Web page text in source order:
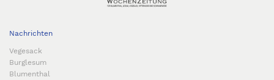
Nachrichten
Vegesack
Burglesum
Blumenthal